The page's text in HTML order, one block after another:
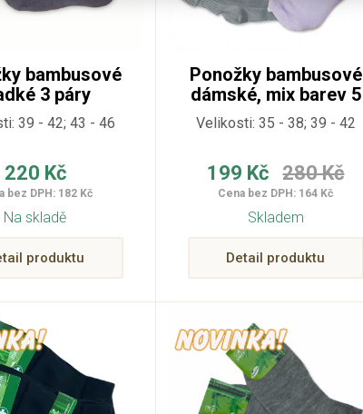
bambusové
3 páry
39 - 42; 43 - 46
220 Kč
bez DPH: 182 Kč
Na skladě
produktu
Ponožky bambusové
dámské, mix barev 5
párů
Velikosti: 35 - 38; 39 - 42
199 Kč 280 Kč
Cena bez DPH: 164 Kč
Skladem
Detail produktu